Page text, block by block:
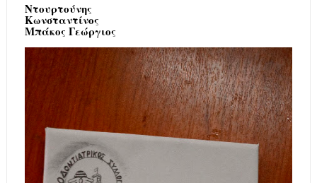
Ντουρτούνης
Κωνσταντίνος
Μπάκος Γεώργιος